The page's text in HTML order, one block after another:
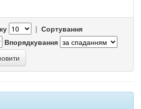
| Сортування
Впорядкування